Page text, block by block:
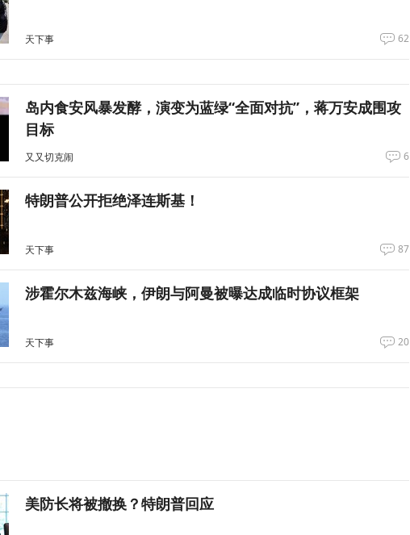
天下事 62
岛内食安风暴发酵，演变为蓝绿“全面对抗”，蒋万安成围攻
目标
又又切克闹 6
特朗普公开拒绝泽连斯基！
天下事 87
涉霍尔木兹海峡，伊朗与阿曼被曝达成临时协议框架
天下事 20
美防长将被撤换？特朗普回应